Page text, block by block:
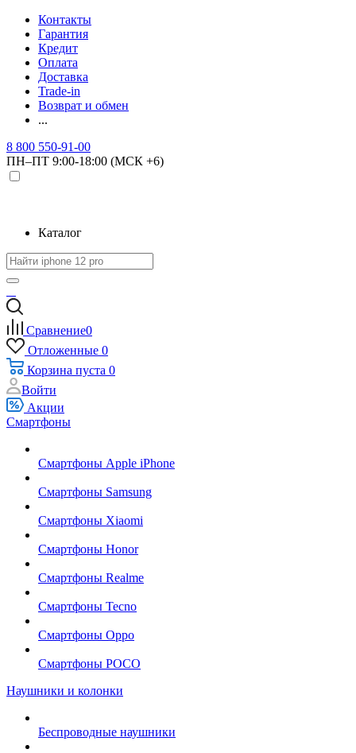
Контакты
Гарантия
Кредит
Оплата
Доставка
Trade-in
Возврат и обмен
...
8 800 550-91-00
ПН–ПТ 9:00-18:00 (МСК +6)
Каталог
Сравнение0
Отложенные 0
Корзина пуста 0
Войти
Акции
Смартфоны
Смартфоны Apple iPhone
Смартфоны Samsung
Смартфоны Xiaomi
Смартфоны Honor
Смартфоны Realme
Смартфоны Tecno
Смартфоны Oppo
Смартфоны POCO
Наушники и колонки
Беспроводные наушники